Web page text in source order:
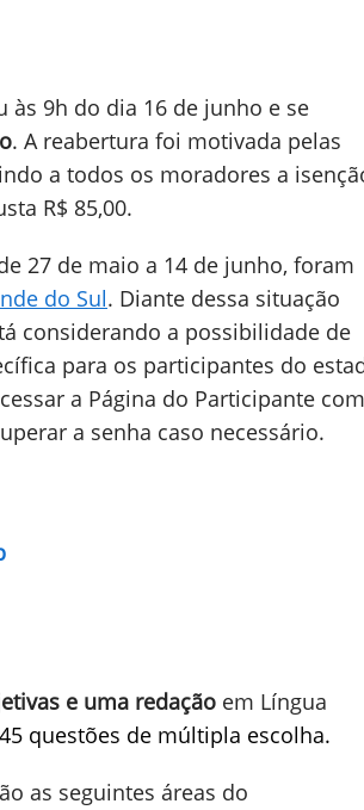
o sistema do Exame Nacional do
de estudantes do Rio Grande do Sul
9h do dia 16 de junho e se
a todos os moradores a isenção
R$ 85,00.
27 de maio a 14 de junho, foram
considerando a possibilidade de